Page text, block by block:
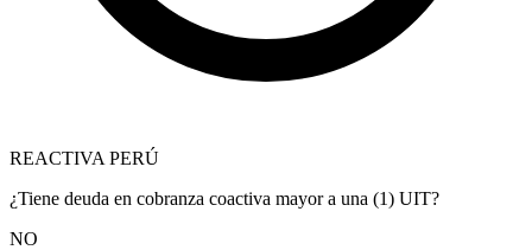
REACTIVA PERÚ
¿Tiene deuda en cobranza coactiva mayor a una (1) UIT?
NO